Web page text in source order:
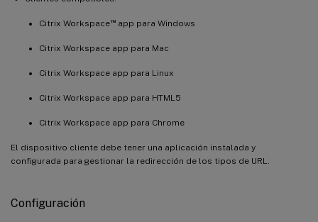
Citrix Workspace™app para Windows
Citrix Workspace app para Mac
Citrix Workspace app para Linux
Citrix Workspace app para HTML5
Citrix Workspace app para Chrome
El dispositivo cliente debe tener una aplicación instalada y
configurada para gestionar la redirección de los tipos de URL.
Configuración